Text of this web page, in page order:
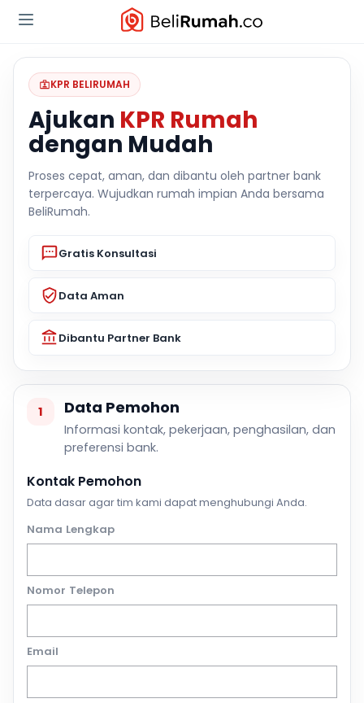
KPR BELIRUMAH
Ajukan KPR Rumah
dengan Mudah
Proses cepat, aman, dan dibantu oleh partner bank
terpercaya. Wujudkan rumah impian Anda bersama
BeliRumah.
Gratis Konsultasi
Data Aman
Dibantu Partner Bank
1 Data Pemohon
Informasi kontak, pekerjaan, penghasilan, dan
preferensi bank.
Kontak Pemohon
Data dasar agar tim kami dapat menghubungi Anda.
Nama Lengkap
Nomor Telepon
Email